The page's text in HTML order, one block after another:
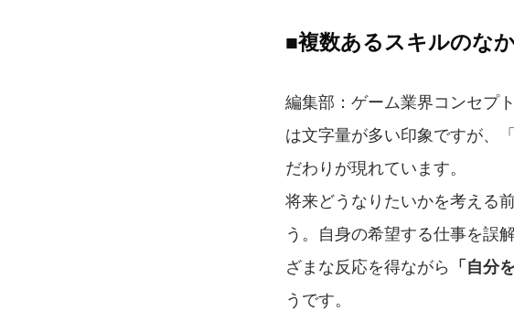
■複数あるスキルのな
編集部：ゲーム業界コンセプ
は文字量が多い印象ですが、
だわりが現れています。
将来どうなりたいかを考える
う。自身の希望する仕事を誤
ざまな反応を得ながら 「自分
うです。